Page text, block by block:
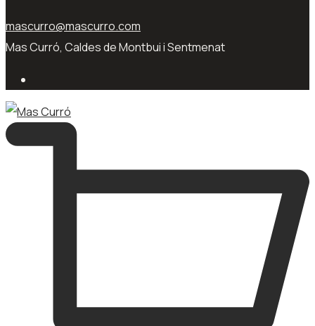
mascurro@mascurro.com
Mas Curró, Caldes de Montbui i Sentmenat